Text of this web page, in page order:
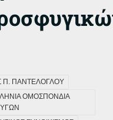
Π. ΠΑΝΤΕΛΟΓΛΟΥ
ΟΜΟΣΠΟΝΔΙΑ